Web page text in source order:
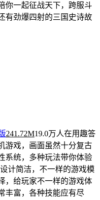
你一起征战天下，跨服斗
有劲爆四射的三国史诗故
241.72M19.0万人在用趣答
游戏，画面虽然十分复古
系统，多种玩法带你体验
计简洁，不一样的游戏模
，给玩家不一样的游戏体
丰富，各种技能应有尽